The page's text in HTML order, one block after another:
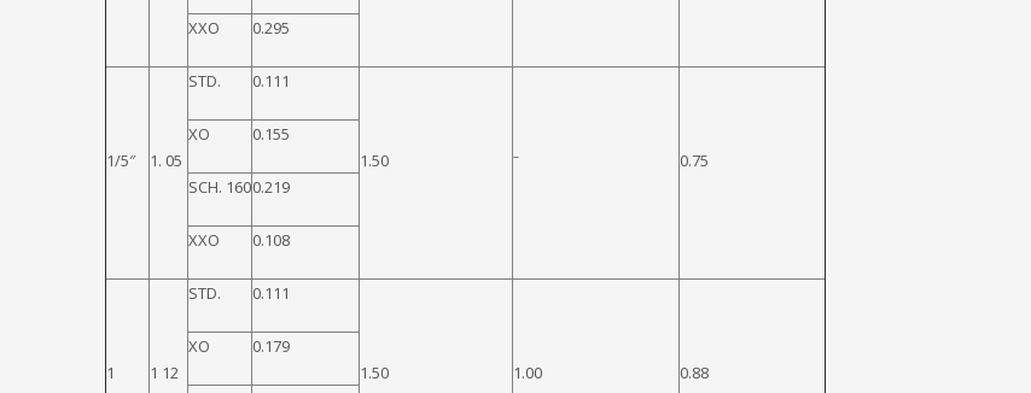
XXO 0.295
1/5″ 1. 05
STD. 0.111
1.50 – 0.75
XO 0.155
SCH. 1600.219
XXO 0.108
1 1 12
STD. 0.111
1.50 1.00 0.88
XO 0.179